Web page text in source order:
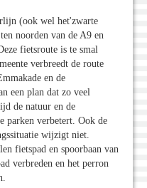
(ook wel het'zwarte
ten noorden van de A9 en
fietsroute is te smal
verbreedt de route
en de
een plan dat zo veel
de natuur en de
parken verbetert. Ook de
wijzigt niet.
fietspad en spoorbaan van
verbreden en het perron